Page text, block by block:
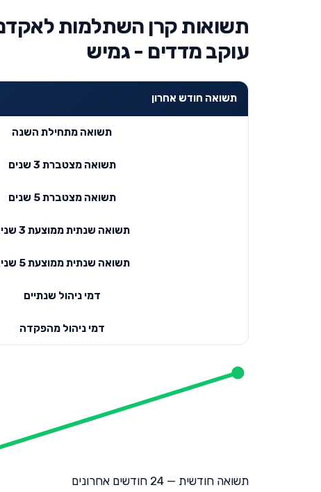
תשואות קרן השתלמות
עוקב מדדים - גמיש
תשואה חודש אחרון
תשואה מתחילת השנה
תשואה מצטברת 3 שנים
תשואה מצטברת 5 שנים
תשואה שנתית ממוצעת 3 שנים
תשואה שנתית ממוצעת 5 שנים
דמי ניהול שנתיים
דמי ניהול מהפקדה
תשואה חודשית — 24 חודשים אחרונים